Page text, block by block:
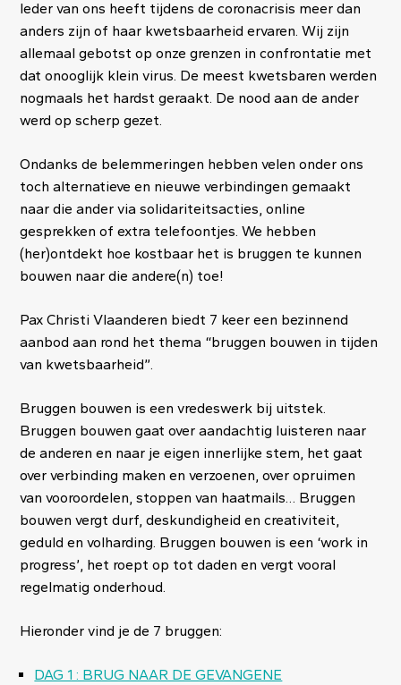
Ieder van ons heeft tijdens de coronacrisis meer dan
anders zijn of haar kwetsbaarheid ervaren. Wij zijn
allemaal gebotst op onze grenzen in confrontatie met
dat onooglijk klein virus. De meest kwetsbaren werden
nogmaals het hardst geraakt. De nood aan de ander
werd op scherp gezet.
Ondanks de belemmeringen hebben velen onder ons
toch alternatieve en nieuwe verbindingen gemaakt
naar die ander via solidariteitsacties, online
gesprekken of extra telefoontjes. We hebben
(her)ontdekt hoe kostbaar het is bruggen te kunnen
bouwen naar die andere(n) toe!
Pax Christi Vlaanderen biedt 7 keer een bezinnend
aanbod aan rond het thema “bruggen bouwen in tijden
van kwetsbaarheid”.
Bruggen bouwen is een vredeswerk bij uitstek.
Bruggen bouwen gaat over aandachtig luisteren naar
de anderen en naar je eigen innerlijke stem, het gaat
over verbinding maken en verzoenen, over opruimen
van vooroordelen, stoppen van haatmails… Bruggen
bouwen vergt durf, deskundigheid en creativiteit,
geduld en volharding. Bruggen bouwen is een ‘work in
progress’, het roept op tot daden en vergt vooral
regelmatig onderhoud.
Hieronder vind je de 7 bruggen:
DAG 1 : BRUG NAAR DE GEVANGENE